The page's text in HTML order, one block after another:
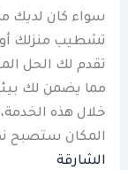
سواء كان لديك
تشطيب منزلك
تقدم لك الحل
مما يضمن لك
خلال هذه
المكان ستصبح
الشارقة